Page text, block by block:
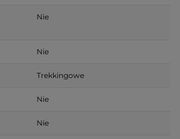
Nie
Nie
Trekkingowe
Nie
Nie